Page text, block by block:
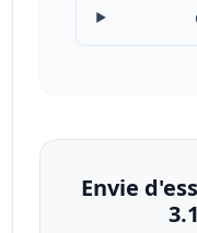
Envie